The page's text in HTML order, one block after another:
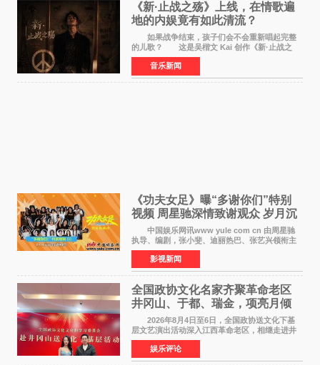
《新·止战之殇》上线，在情歌遍
地的内娱竟有如此清流？
如果战争结束，孩子们会不会重新唱起完整
的儿歌？ 这是吴楷文 Kai 创作《新·止战之
殇》时最初的想法。 从伊朗相关冲突引发的
地区局势，到世界各地仍在发生的动荡与不安，
战争从来不只
音乐新闻
《功夫女足》曝“多谢你们”特别
视频 周星驰深情致谢观众 岁月沉
淀不灭初心
中国娱乐网讯www yule com cn 由周星驰
执导、编剧，张小斐、迪丽热巴、张艺兴领衔主
演，刘嘉玲、佐藤健特别出演，艾米、雪野、蔡
思贝、胡予安、倪好特别介绍的喜剧电影《功夫
女足》释出多谢你
影视新闻
全国政协文化名家齐聚革命老区
井冈山、于都、瑞金，项亮月倾
情献唱《桃花谣》致敬红色沃土
2026年8月4日至6日，全国政协送文化下基
层文艺演出活动深入江西革命老区，相继走进井
冈山、于都长征出发地、瑞金三地。由全国政协
文化文史和学习委员会副主任、甘肃省政协原主
席欧阳坚率团，一
娱乐评论